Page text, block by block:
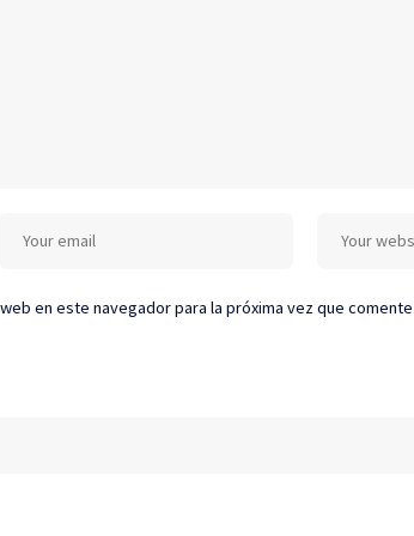
en este navegador para la próxima vez que